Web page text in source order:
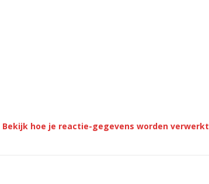
Bekijk hoe je reactie-gegevens worden verwerkt